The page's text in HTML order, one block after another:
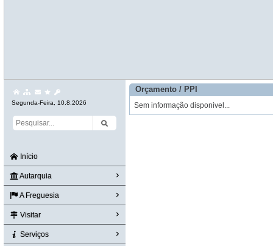
Segunda-Feira, 10.8.2026
Início
Autarquia
A Freguesia
Visitar
Serviços
Orçamento / PPI
Sem informação disponivel...